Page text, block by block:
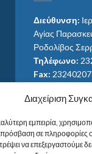
Διαχείριση
εμπειρία,
σε πληροφορίες
να
Διεύθυνση:
Αγίας
Ροδολίβος
Τηλέφωνο:
Fax:
Email:
Από ανατολή